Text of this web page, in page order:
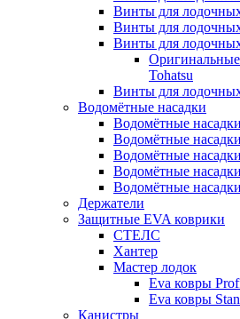
Винты для
Винты для
Винты для
Tohatsu
Винты для
Водомётные насадки
Водомётные
Водомётные
Водомётные
Водомётные
Водомётные
Держатели
Защитные EVA коврики
СТЕЛС
Хантер
Мастер лодок
Eva ковры
Eva ковры
Канистры